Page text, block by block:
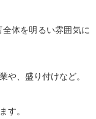
体を明るい雰囲気に
や、盛り付けなど。
す。